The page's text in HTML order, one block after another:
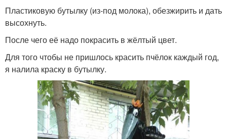
Пластиковую бутылку (из-под молока), обезжирить и дать
высохнуть.
После чего её надо покрасить в жёлтый цвет.
Для того чтобы не пришлось красить пчёлок каждый год,
я налила краску в бутылку.